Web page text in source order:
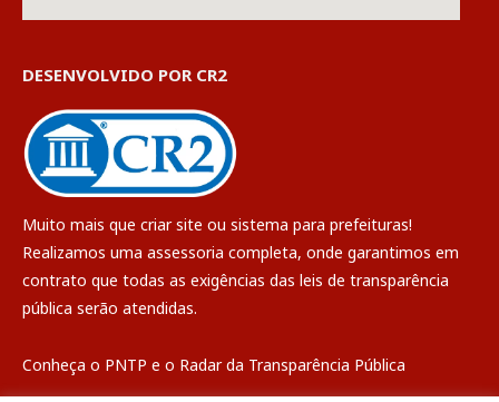
DESENVOLVIDO POR CR2
Muito mais que criar site ou sistema para prefeituras!
Realizamos uma assessoria completa, onde garantimos em
contrato que todas as exigências das leis de transparência
pública serão atendidas.
Conheça o PNTP e o Radar da Transparência Pública